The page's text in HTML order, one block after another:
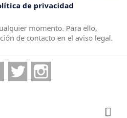
de privacidad
momento. Para ello,
de contacto en el aviso legal.
FacebookTwitter
